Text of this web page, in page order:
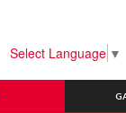
Select Language ▼